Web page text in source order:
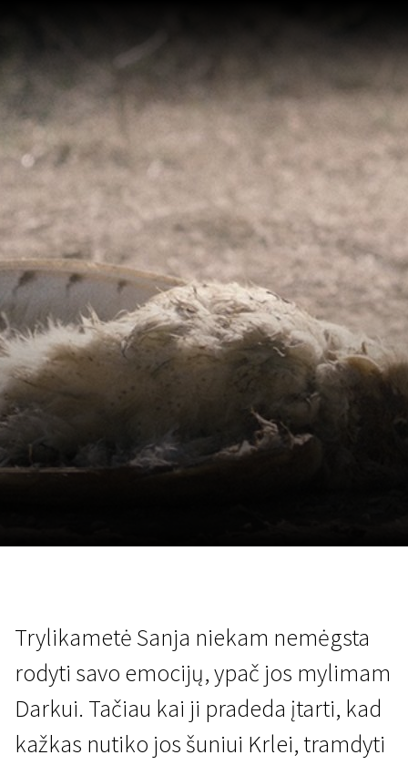
Trylikametė Sanja niekam nemėgsta
rodyti savo emocijų, ypač jos mylimam
Darkui. Tačiau kai ji pradeda įtarti, kad
kažkas nutiko jos šuniui Krlei, tramdyti